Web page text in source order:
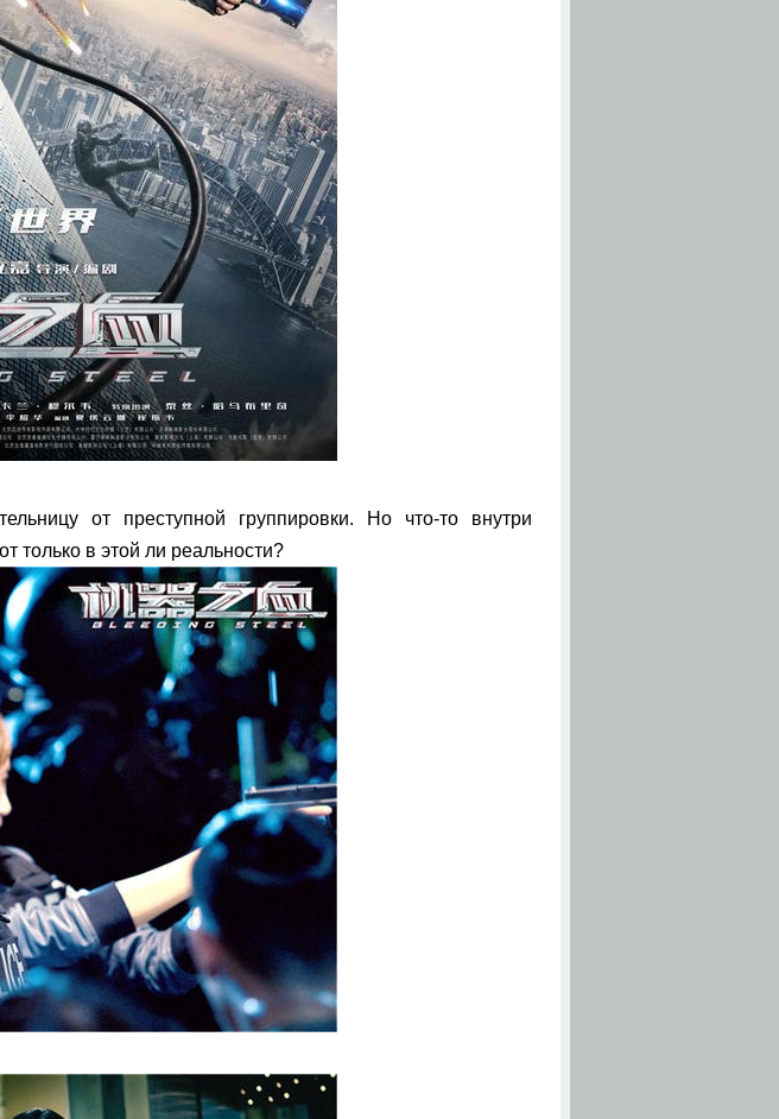
от преступной группировки. Но что-то внутри
только в этой ли реальности?